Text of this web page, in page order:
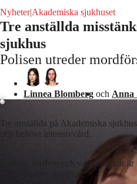
Nyheter|Akademiska sjukhuset
Tre anställda
sjukhus
Polisen utreder
Linnea Blomberg och Anna
Tre anställda på Akademiska
och behövt intensivvård.
Kalium, koffein och vattenflaskor
Aftonbladets uppgifter.